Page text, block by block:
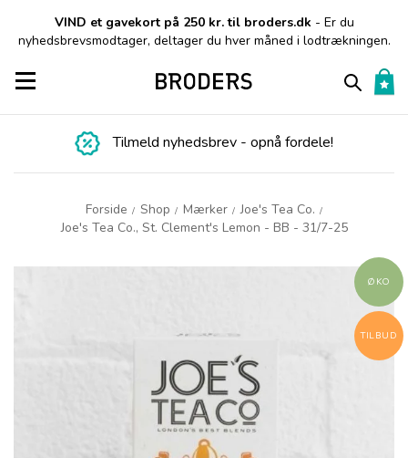
VIND et gavekort på 250 kr. til broders.dk - Er du
nyhedsbrevsmodtager, deltager du hver måned i lodtrækningen.
Toggle navigation
Tilmeld nyhedsbrev - opnå fordele!
Forside / Shop / Mærker / Joe's Tea Co. /
Joe's Tea Co., St. Clement's Lemon - BB - 31/7-25
ØKO
TILBUD